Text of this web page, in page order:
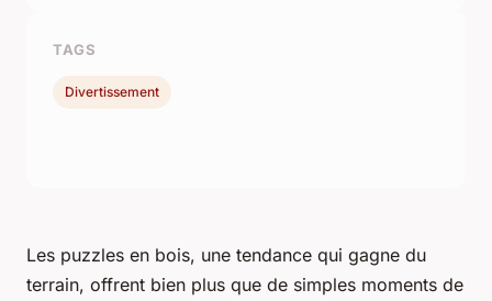
Les puzzles en bois, une tendance qui gagne du
terrain, offrent bien plus que de simples moments de
TAGS
Divertissement